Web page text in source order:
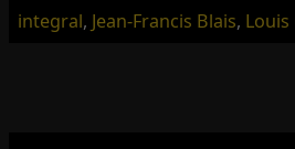
integral, Jean-Francis Blais, Louis